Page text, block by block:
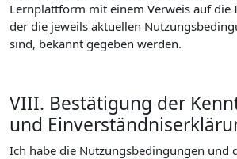
Lernplattform mit einem Verweis auf die
der die jeweils aktuellen
sind, bekannt gegeben werden.
VIII. Bestätigung der
und
Ich habe die Nutzungsbedingungen und